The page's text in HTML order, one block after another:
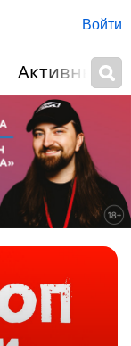
Войти
Активный